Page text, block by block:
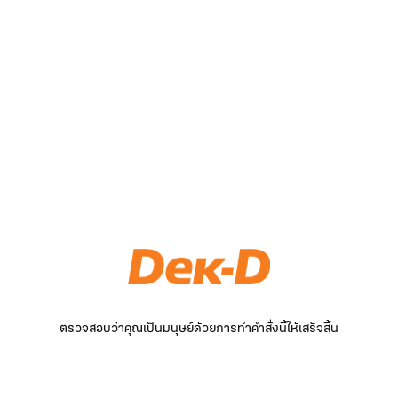
ตรวจสอบว่าคุณเป็นมนุษย์ด้วยการทำคำสั่งนี้ให้เสร็จสิ้น